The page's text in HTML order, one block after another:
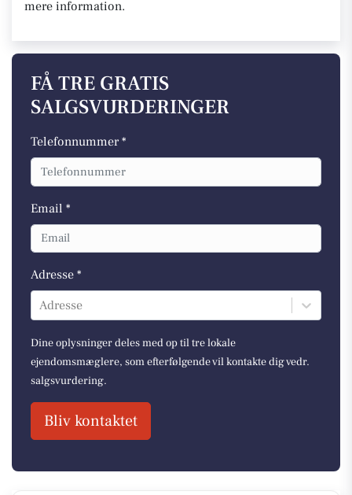
mere information.
FÅ TRE GRATIS
SALGSVURDERINGER
Telefonnummer *
Email *
Adresse *
Adresse
Dine oplysninger deles med op til tre lokale
ejendomsmæglere, som efterfølgende vil kontakte dig vedr.
salgsvurdering.
Bliv kontaktet